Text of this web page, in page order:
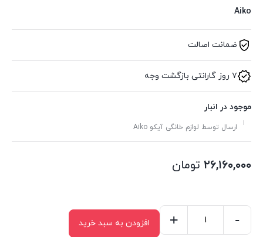
Aiko
ضمانت اصالت
۷ روز گارانتی بازگشت وجه
موجود در انبار
ارسال توسط لوازم خانگی آیکو Aiko
۲۶,۱۶۰,۰۰۰ تومان
-
+ افزودن به سبد خرید